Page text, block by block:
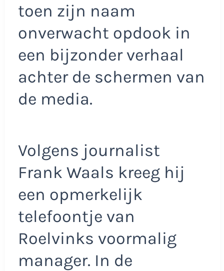
toen zijn naam
onverwacht opdook in
een bijzonder verhaal
achter de schermen van
de media.
Volgens journalist
Frank Waals kreeg hij
een opmerkelijk
telefoontje van
Roelvinks voormalig
manager. In de